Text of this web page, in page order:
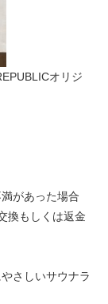
オリジ
があった場合
換もしくは返金
さしいサウナラ